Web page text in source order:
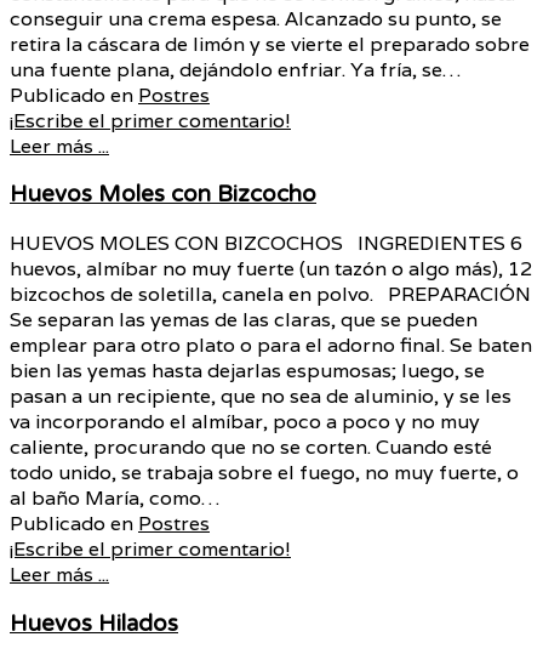
conseguir una crema espesa. Alcanzado su punto, se
retira la cáscara de limón y se vierte el preparado sobre
una fuente plana, dejándolo enfriar. Ya fría, se…
Publicado en Postres
¡Escribe el primer comentario!
Leer más ...
Huevos Moles con Bizcocho
HUEVOS MOLES CON BIZCOCHOS INGREDIENTES 6
huevos, almíbar no muy fuerte (un tazón o algo más), 12
bizcochos de soletilla, canela en polvo. PREPARACIÓN
Se separan las yemas de las claras, que se pueden
emplear para otro plato o para el adorno final. Se baten
bien las yemas hasta dejarlas espumosas; luego, se
pasan a un recipiente, que no sea de aluminio, y se les
va incorporando el almíbar, poco a poco y no muy
caliente, procurando que no se corten. Cuando esté
todo unido, se trabaja sobre el fuego, no muy fuerte, o
al baño María, como…
Publicado en Postres
¡Escribe el primer comentario!
Leer más ...
Huevos Hilados